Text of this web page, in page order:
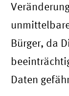
Bürger, da
Daten